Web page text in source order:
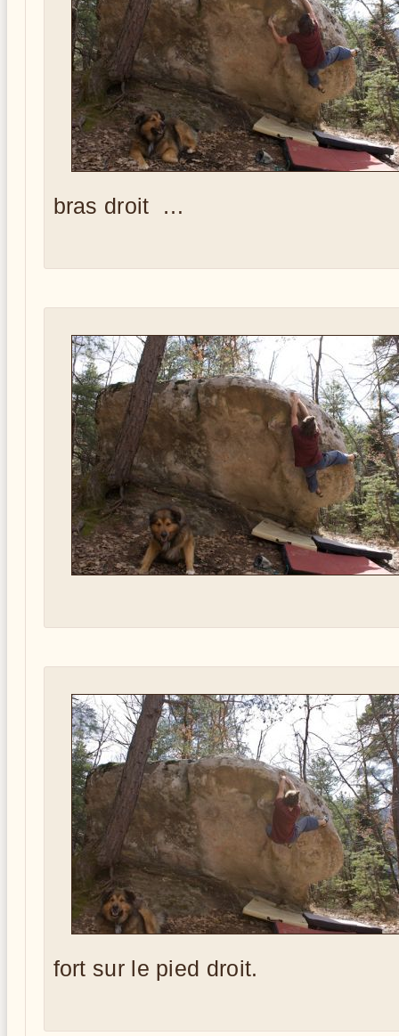
bras droit …
fort sur le pied droit.